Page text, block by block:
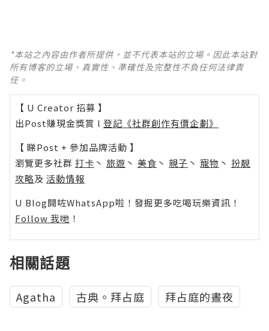
*本站之內容由作者所提供，並不代表本站的立場。因此本站對
所有博客的立場、真實性、準確性及完整性不負任何法律責
任。
【 U Creator 招募 】
出Post賺現金獎賞 l 登記《社群創作有價企劃》
【 睇Post + 參加品牌活動 】
瀏覽更多社群 打卡 丶 旅遊 丶 美食 丶 親子 丶 寵物 丶 扮靚
攻略及 活動情報
U Blog開咗WhatsApp啦！發掘更多吃喝玩樂資訊！
Follow 我哋 ！
相關話題
Agatha 古典。拜占庭 拜占庭的晝夜